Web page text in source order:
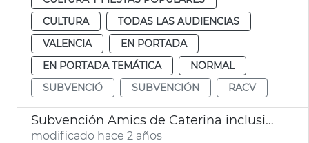
CULTURA
TODAS LAS AUDIENCIAS
VALENCIA
EN PORTADA
EN PORTADA TEMÁTICA
NORMAL
SUBVENCIÓ
SUBVENCIÓN RACV
Subvención Amics de Caterina inclusión
modificado hace 2 años